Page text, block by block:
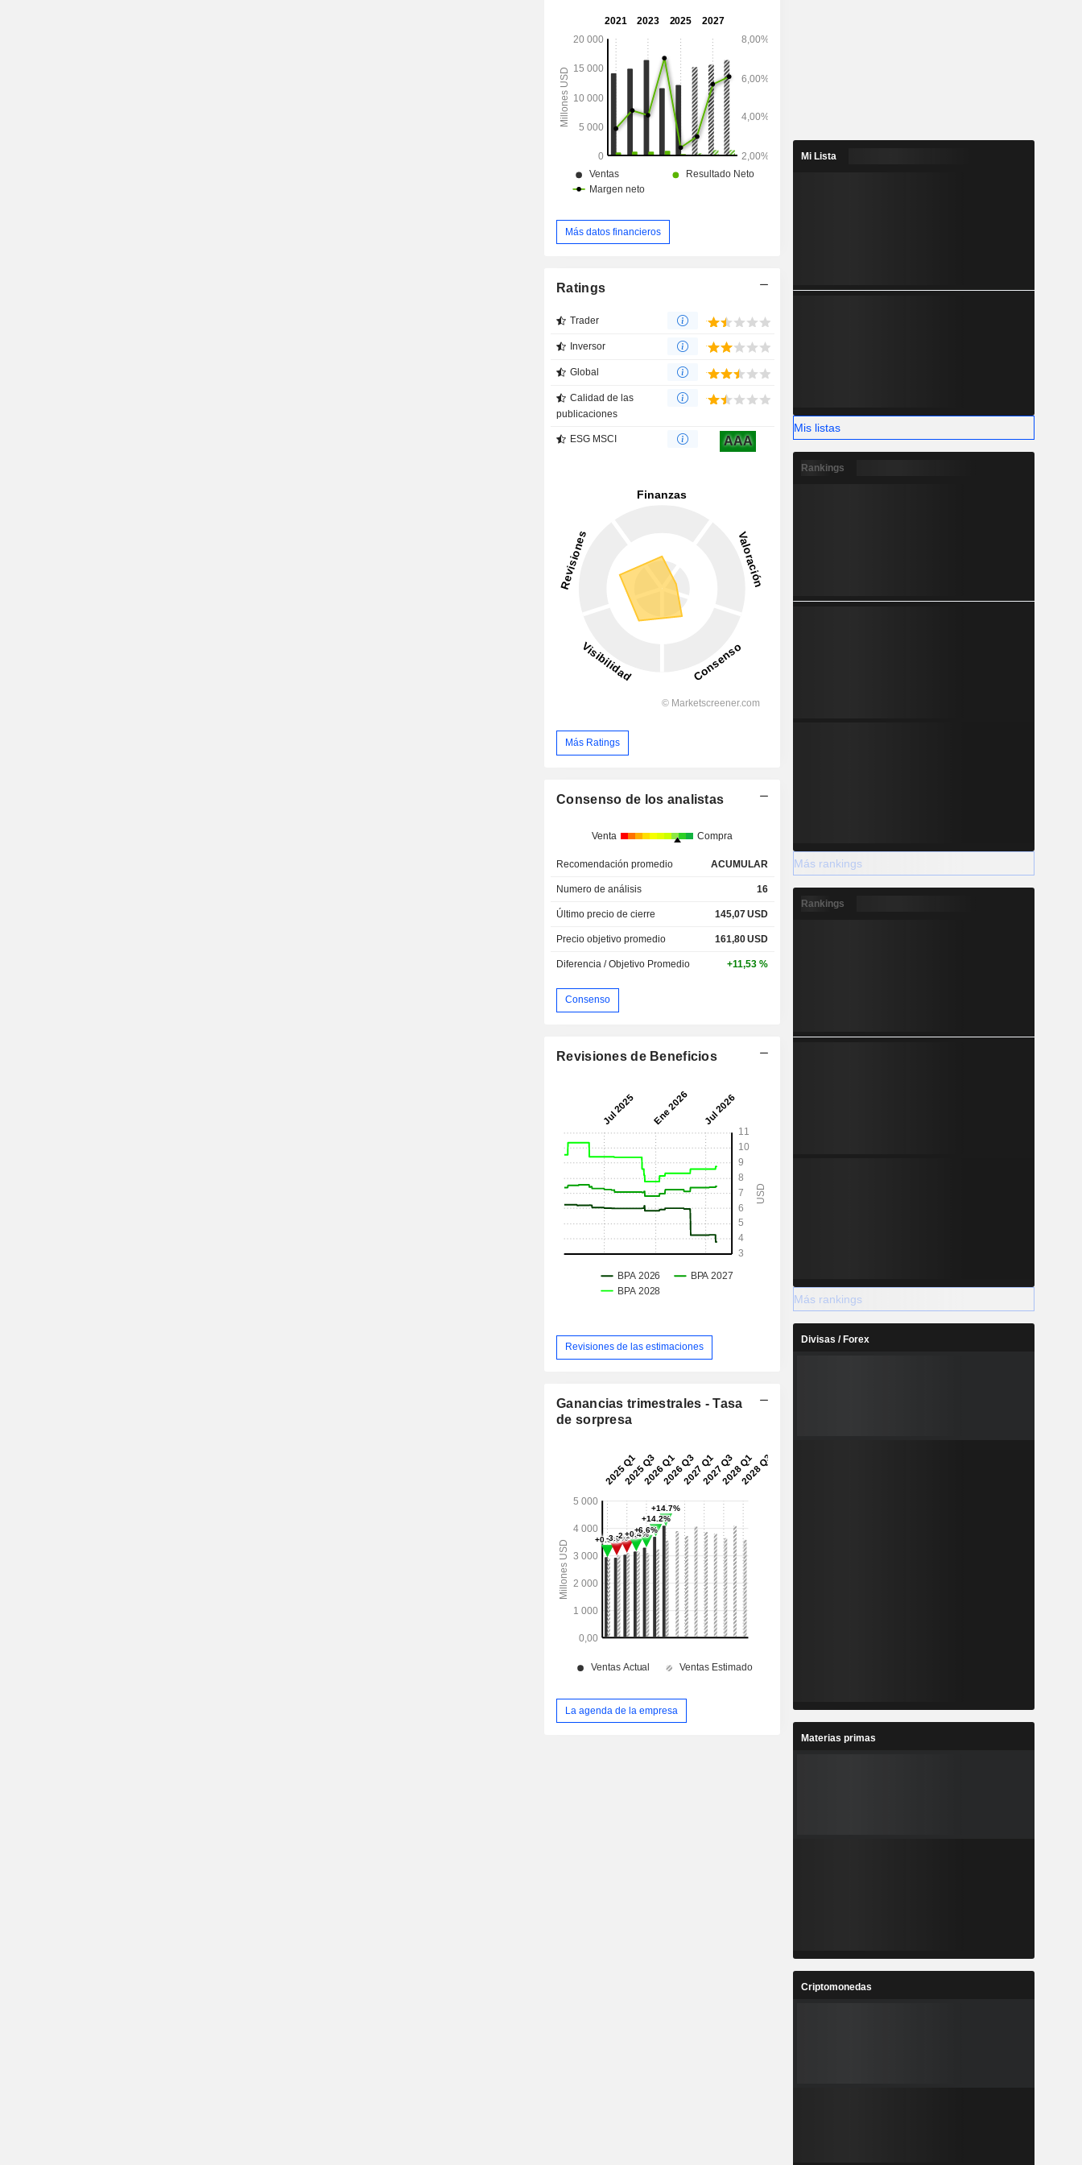
con una variada combinación de clientes del
sector público y privado. Entre los clientes del
sector privado se encuentran marcas de
renombre mundial como Unilever, Microsoft y
Pret A Manger, así como empresas emergentes
como PulPac, que transforma fibras vegetales
en envases sostenibles para reducir el plástico
de un solo uso.
Más datos financieros
Ratings
Trader
Inversor
Global
Calidad de las
publicaciones
ESG MSCI AAA
Más Ratings
Consenso de los analistas
Venta Compra
Recomendación promedio ACUMULAR
Numero de análisis 16
Último precio de cierre 145,07USD
Precio objetivo promedio 161,80USD
Diferencia / Objetivo Promedio +11,53 %
Consenso
Revisiones de Beneficios
Revisiones de las estimaciones
Ganancias trimestrales - Tasa
de sorpresa
La agenda de la empresa
Mi Lista
Mis listas
Rankings
Más rankings
Rankings
Más rankings
Divisas / Forex
Materias primas
Criptomonedas